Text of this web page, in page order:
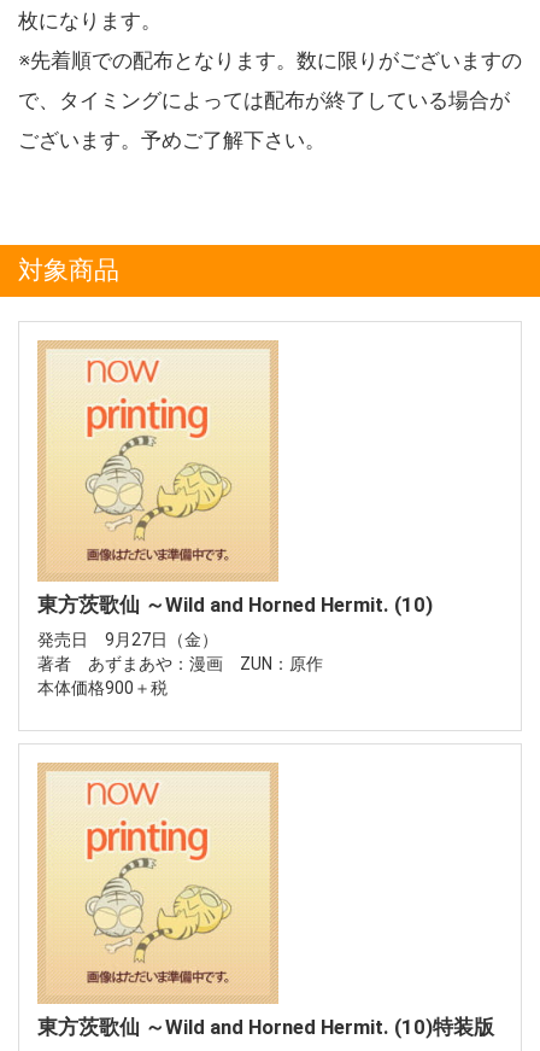
枚になります。
※先着順での配布となります。数に限りがございますの
で、タイミングによっては配布が終了している場合が
ございます。予めご了解下さい。
対象商品
東方茨歌仙 ～Wild and Horned Hermit. (10)
発売日 9月27日（金）
著者 あずまあや：漫画 ZUN：原作
本体価格900＋税
東方茨歌仙 ～Wild and Horned Hermit. (10)特装版